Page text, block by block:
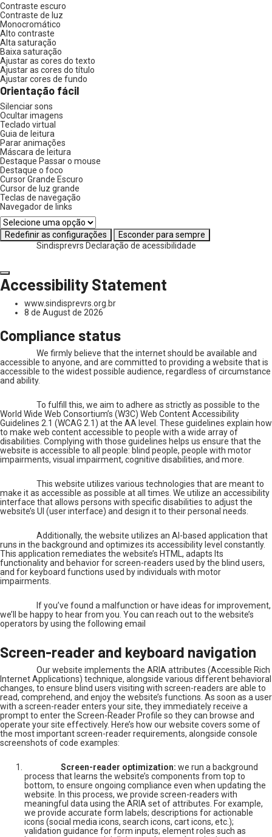
Contraste escuro
Contraste de luz
Monocromático
Alto contraste
Alta saturação
Baixa saturação
Ajustar as cores do texto
Ajustar as cores do título
Ajustar cores de fundo
Orientação fácil
Silenciar sons
Ocultar imagens
Teclado virtual
Guia de leitura
Parar animações
Máscara de leitura
Destaque Passar o mouse
Destaque o foco
Cursor Grande Escuro
Cursor de luz grande
Teclas de navegação
Navegador de links
Redefinir as configurações
Esconder para sempre
Sindisprevrs Declaração de acessibilidade
Accessibility Statement
www.sindisprevrs.org.br
8 de August de 2026
Compliance status
We firmly believe that the internet should be available and
accessible to anyone, and are committed to providing a website that is
accessible to the widest possible audience, regardless of circumstance
and ability.
To fulfill this, we aim to adhere as strictly as possible to the
World Wide Web Consortium’s (W3C) Web Content Accessibility
Guidelines 2.1 (WCAG 2.1) at the AA level. These guidelines explain how
to make web content accessible to people with a wide array of
disabilities. Complying with those guidelines helps us ensure that the
website is accessible to all people: blind people, people with motor
impairments, visual impairment, cognitive disabilities, and more.
This website utilizes various technologies that are meant to
make it as accessible as possible at all times. We utilize an accessibility
interface that allows persons with specific disabilities to adjust the
website’s UI (user interface) and design it to their personal needs.
Additionally, the website utilizes an AI-based application that
runs in the background and optimizes its accessibility level constantly.
This application remediates the website’s HTML, adapts Its
functionality and behavior for screen-readers used by the blind users,
and for keyboard functions used by individuals with motor
impairments.
If you’ve found a malfunction or have ideas for improvement,
we’ll be happy to hear from you. You can reach out to the website’s
operators by using the following email
Screen-reader and keyboard navigation
Our website implements the ARIA attributes (Accessible Rich
Internet Applications) technique, alongside various different behavioral
changes, to ensure blind users visiting with screen-readers are able to
read, comprehend, and enjoy the website’s functions. As soon as a user
with a screen-reader enters your site, they immediately receive a
prompt to enter the Screen-Reader Profile so they can browse and
operate your site effectively. Here’s how our website covers some of
the most important screen-reader requirements, alongside console
screenshots of code examples:
Screen-reader optimization: we run a background
process that learns the website’s components from top to
bottom, to ensure ongoing compliance even when updating the
website. In this process, we provide screen-readers with
meaningful data using the ARIA set of attributes. For example,
we provide accurate form labels; descriptions for actionable
icons (social media icons, search icons, cart icons, etc.);
validation guidance for form inputs; element roles such as